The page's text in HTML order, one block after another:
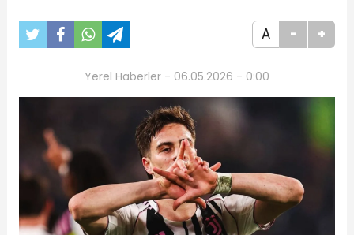
A - +
Yerel Haberler - 06.05.2026 - 0:00